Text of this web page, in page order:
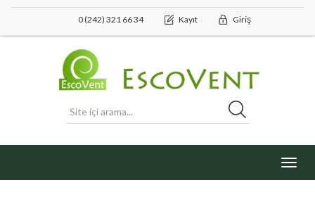
0 (242) 321 66 34 Kayıt Giriş